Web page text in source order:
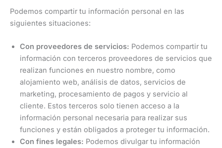
Podemos compartir tu información personal en las
siguientes situaciones:
Con proveedores de servicios: Podemos compartir tu
información con terceros proveedores de servicios que
realizan funciones en nuestro nombre, como
alojamiento web, análisis de datos, servicios de
marketing, procesamiento de pagos y servicio al
cliente. Estos terceros solo tienen acceso a la
información personal necesaria para realizar sus
funciones y están obligados a proteger tu información.
Con fines legales: Podemos divulgar tu información